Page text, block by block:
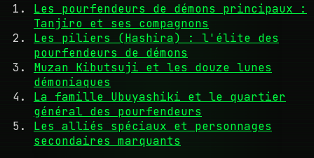
Les pourfendeurs de démons principaux :
Tanjiro et ses compagnons
Les piliers (Hashira) : l'élite des
pourfendeurs de démons
Muzan Kibutsuji et les douze lunes
démoniaques
La famille Ubuyashiki et le quartier
général des pourfendeurs
Les alliés spéciaux et personnages
secondaires marquants